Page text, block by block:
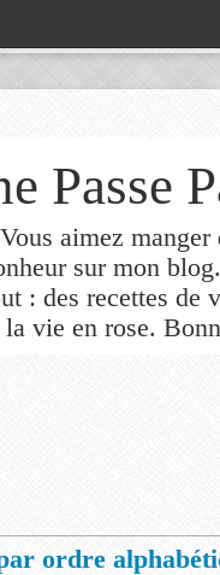
Passe
aimez
sur mon
: des recettes de
vie en rose.
ordre